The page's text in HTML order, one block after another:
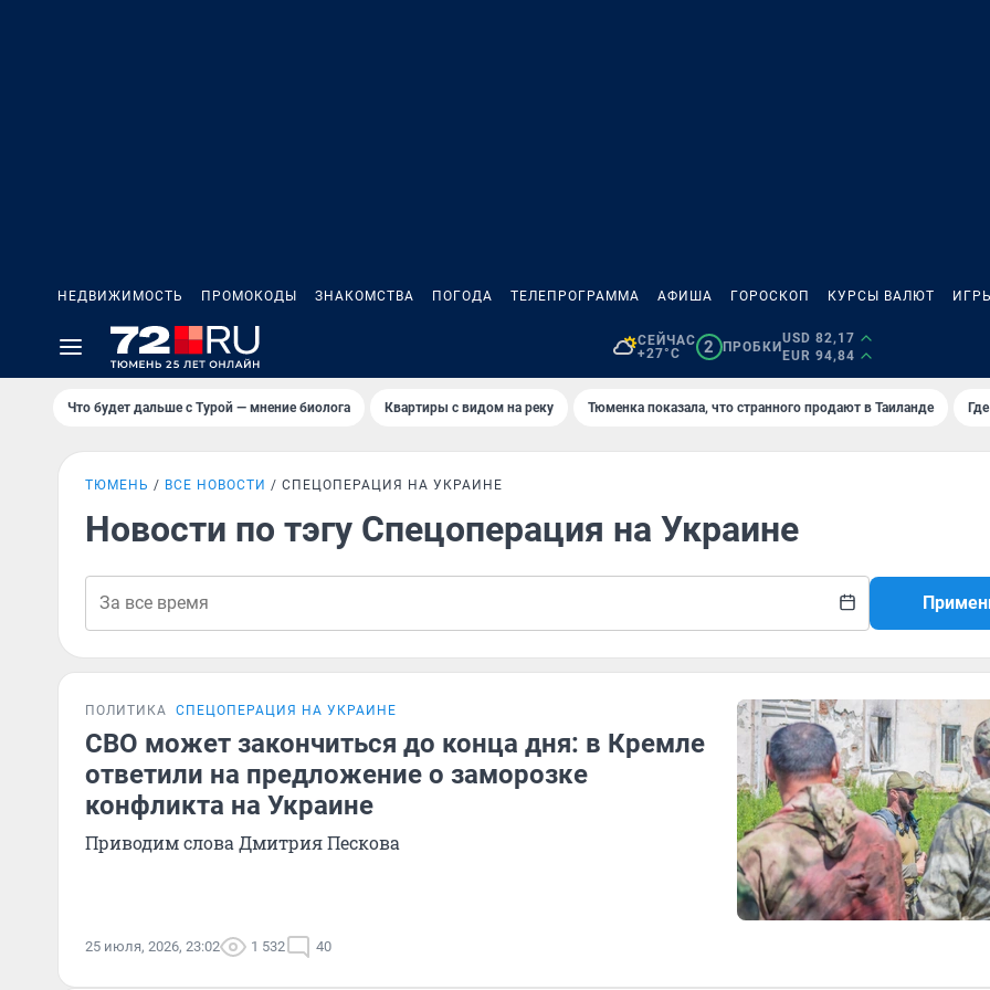
НЕДВИЖИМОСТЬ ПРОМОКОДЫ ЗНАКОМСТВА ПОГОДА ТЕЛЕПРОГРАММА АФИША ГОРОСКОП КУРСЫ ВАЛЮТ
СЕЙЧАС
+27°C
2 ПРОБКИ
USD 82,17
EUR 94,84
Что будет дальше с Турой — мнение биолога Квартиры с видом на реку Тюменка показала, что странного продают в Таиланде
ТЮМЕНЬ ВСЕ НОВОСТИ СПЕЦОПЕРАЦИЯ НА УКРАИНЕ
Новости по тэгу Спецоперация на Украине
ПОЛИТИКА СПЕЦОПЕРАЦИЯ НА УКРАИНЕ
СВО может закончиться до конца дня: в Кремле
ответили на предложение о заморозке
конфликта на Украине
Приводим слова Дмитрия Пескова
25 июля, 2026, 23:02 1 532 40